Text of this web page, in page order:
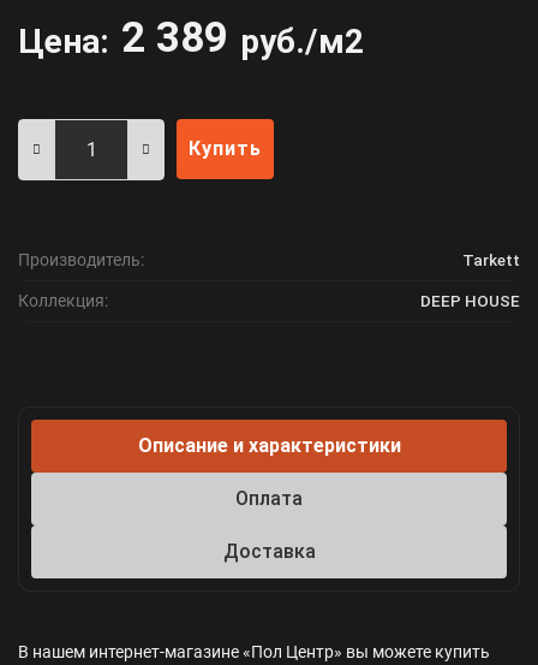
Цена: 2 389 руб./м2
Купить
Производитель: Tarkett
Коллекция: DEEP HOUSE
Описание и характеристики
Оплата
Доставка
В нашем интернет-магазине «Пол Центр» вы можете купить